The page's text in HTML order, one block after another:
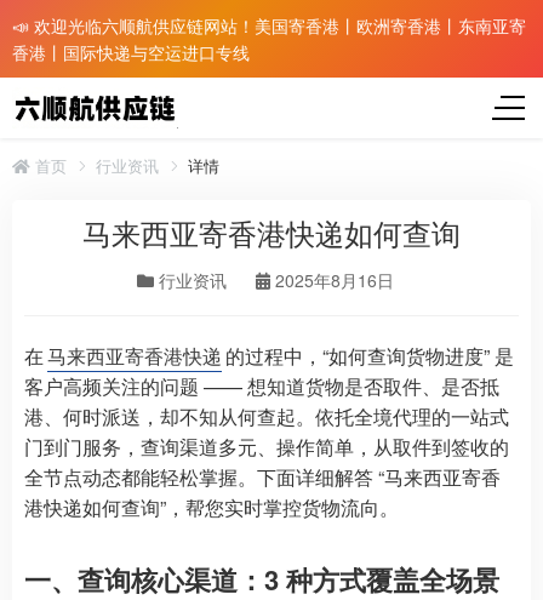
📣 欢迎光临六顺航供应链网站！美国寄香港丨欧洲寄香港丨东南亚寄
香港丨国际快递与空运进口专线
首页 行业资讯 详情
马来西亚寄香港快递如何查询
行业资讯 2025年8月16日
在马来西亚寄香港快递 的过程中，“如何查询货物进度” 是
客户高频关注的问题 —— 想知道货物是否取件、是否抵
港、何时派送，却不知从何查起。依托全境代理的一站式
门到门服务，查询渠道多元、操作简单，从取件到签收的
全节点动态都能轻松掌握。下面详细解答 “马来西亚寄香
港快递如何查询”，帮您实时掌控货物流向。
一、查询核心渠道：3 种方式覆盖全场景